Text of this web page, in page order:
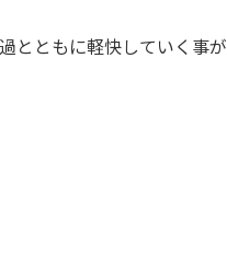
とともに軽快していく事が